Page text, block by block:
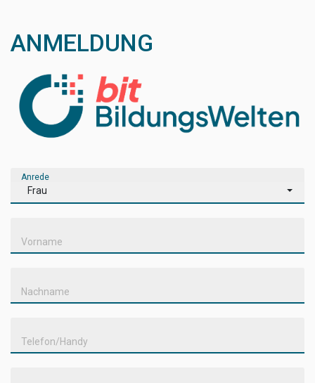
ANMELDUNG
Frau
Anrede
Vorname
Nachname
Telefon/Handy